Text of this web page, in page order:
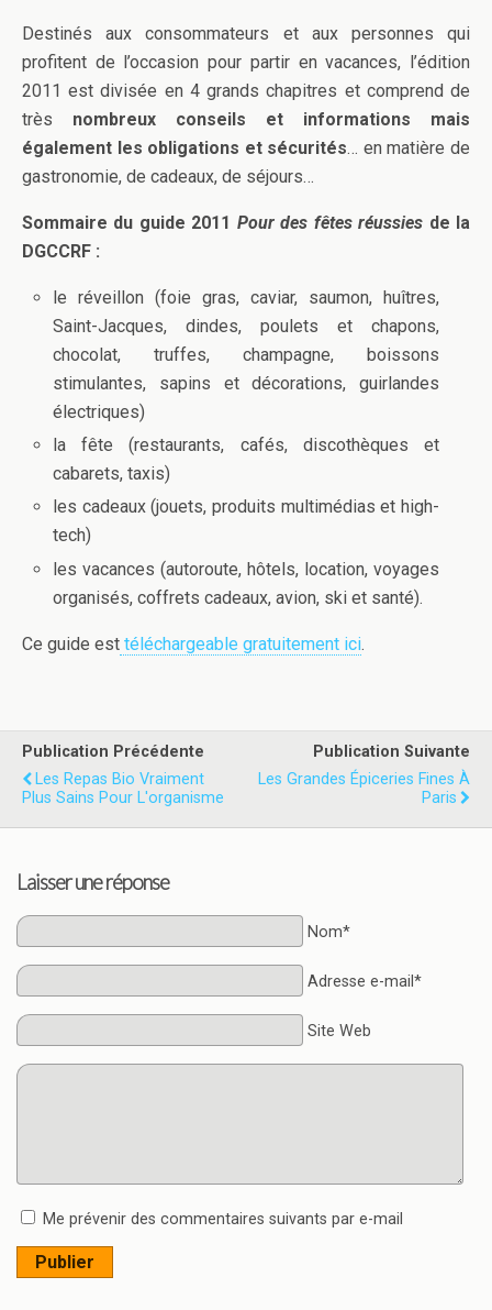
Destinés aux consommateurs et aux personnes qui
profitent de l’occasion pour partir en vacances, l’édition
2011 est divisée en 4 grands chapitres et comprend de
très nombreux conseils et informations mais
également les obligations et sécurités… en matière de
gastronomie, de cadeaux, de séjours…
Sommaire du guide 2011 Pour des fêtes réussies de la
DGCCRF :
le réveillon (foie gras, caviar, saumon, huîtres,
Saint-Jacques, dindes, poulets et chapons,
chocolat, truffes, champagne, boissons
stimulantes, sapins et décorations, guirlandes
électriques)
la fête (restaurants, cafés, discothèques et
cabarets, taxis)
les cadeaux (jouets, produits multimédias et high-
tech)
les vacances (autoroute, hôtels, location, voyages
organisés, coffrets cadeaux, avion, ski et santé).
Ce guide est téléchargeable gratuitement ici.
Publication Précédente
Les Repas Bio Vraiment
Plus Sains Pour L'organisme
Publication Suivante
Les Grandes Épiceries Fines À
Paris
Laisser une réponse
Nom*
Adresse e-mail*
Site Web
Me prévenir des commentaires suivants par e-mail
Publier